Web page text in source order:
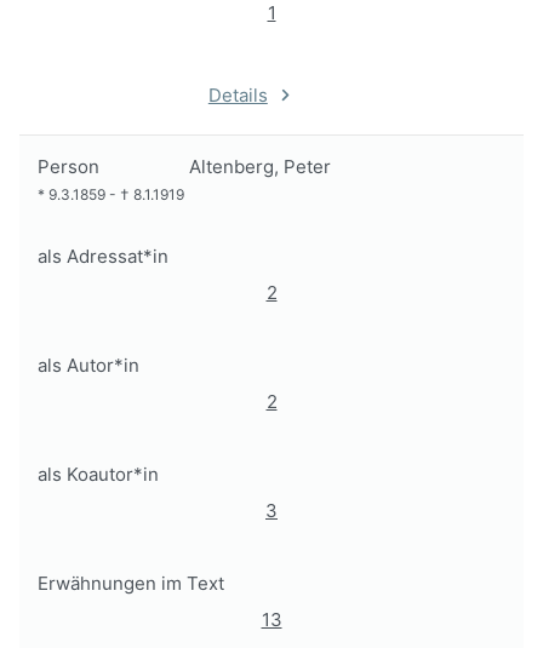
1
Details
Person Altenberg, Peter
* 9.3.1859 - † 8.1.1919
als Adressat*in
2
als Autor*in
2
als Koautor*in
3
Erwähnungen im Text
13